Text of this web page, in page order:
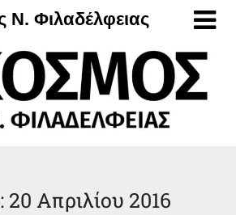
Ν. Φιλαδέλφειας
20 Απριλίου 2016